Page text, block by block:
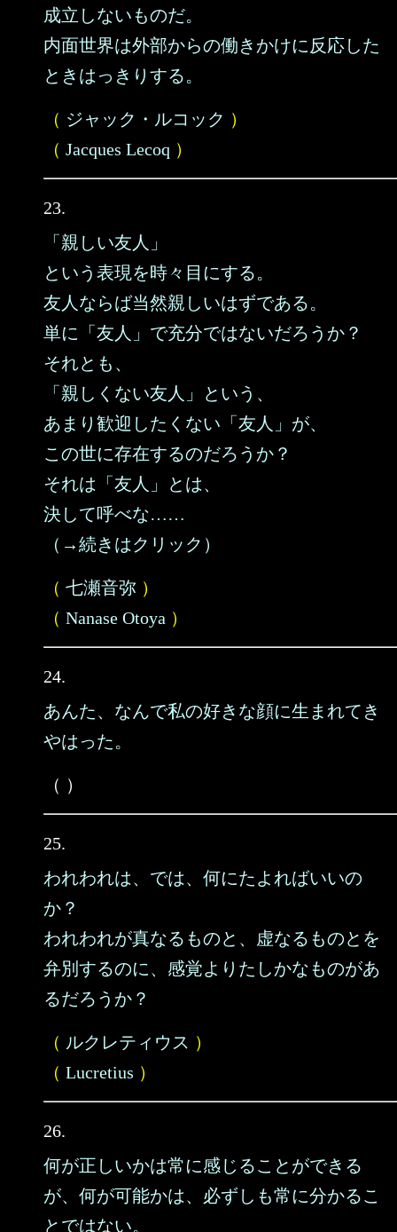
成立しないものだ。
内面世界は外部からの働きかけに反応した
ときはっきりする。
（ ジャック・ルコック ）
（ Jacques Lecoq ）
23.
「親しい友人」
という表現を時々目にする。
友人ならば当然親しいはずである。
単に「友人」で充分ではないだろうか？
それとも、
「親しくない友人」という、
あまり歓迎したくない「友人」が、
この世に存在するのだろうか？
それは「友人」とは、
決して呼べな……
（→続きはクリック）
（ 七瀬音弥 ）
（ Nanase Otoya ）
24.
あんた、なんで私の好きな顔に生まれてき
やはった。
（ ）
25.
われわれは、では、何にたよればいいの
か？
われわれが真なるものと、虚なるものとを
弁別するのに、感覚よりたしかなものがあ
るだろうか？
（ ルクレティウス ）
（ Lucretius ）
26.
何が正しいかは常に感じることができる
が、何が可能かは、必ずしも常に分かるこ
とではない。